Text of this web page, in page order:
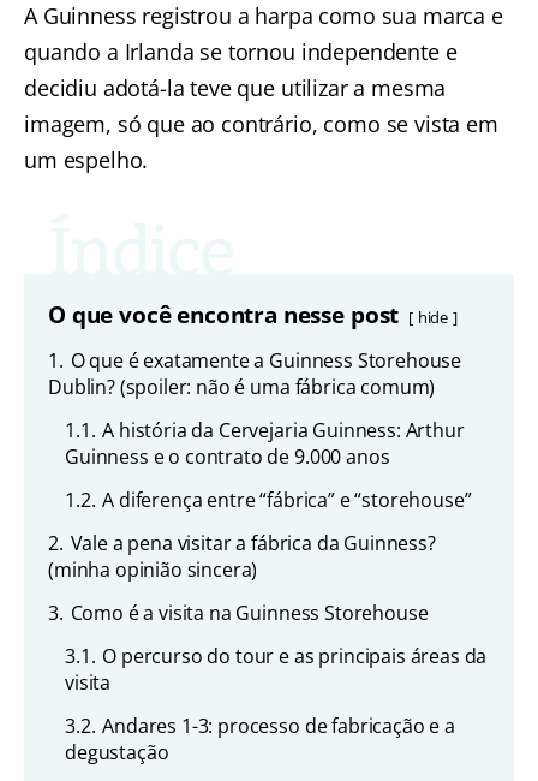
A Guinness registrou a harpa como sua marca e
quando a Irlanda se tornou independente e
decidiu adotá-la teve que utilizar a mesma
imagem, só que ao contrário, como se vista em
um espelho.
O que você encontra nesse post hide
1. O que é exatamente a Guinness Storehouse
Dublin? (spoiler: não é uma fábrica comum)
1.1. A história da Cervejaria Guinness: Arthur
Guinness e o contrato de 9.000 anos
1.2. A diferença entre “fábrica” e “storehouse”
2. Vale a pena visitar a fábrica da Guinness?
(minha opinião sincera)
3. Como é a visita na Guinness Storehouse
3.1. O percurso do tour e as principais áreas da
visita
3.2. Andares 1-3: processo de fabricação e a
degustação